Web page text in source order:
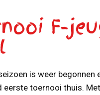
F-
is weer begonnen
eerste toernooi thuis.